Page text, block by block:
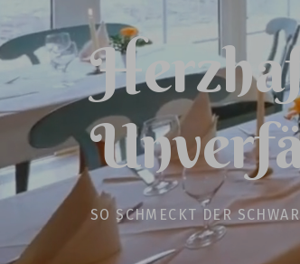
Herzha
Unverf
SO SCHM EC KT DER SCHWA R